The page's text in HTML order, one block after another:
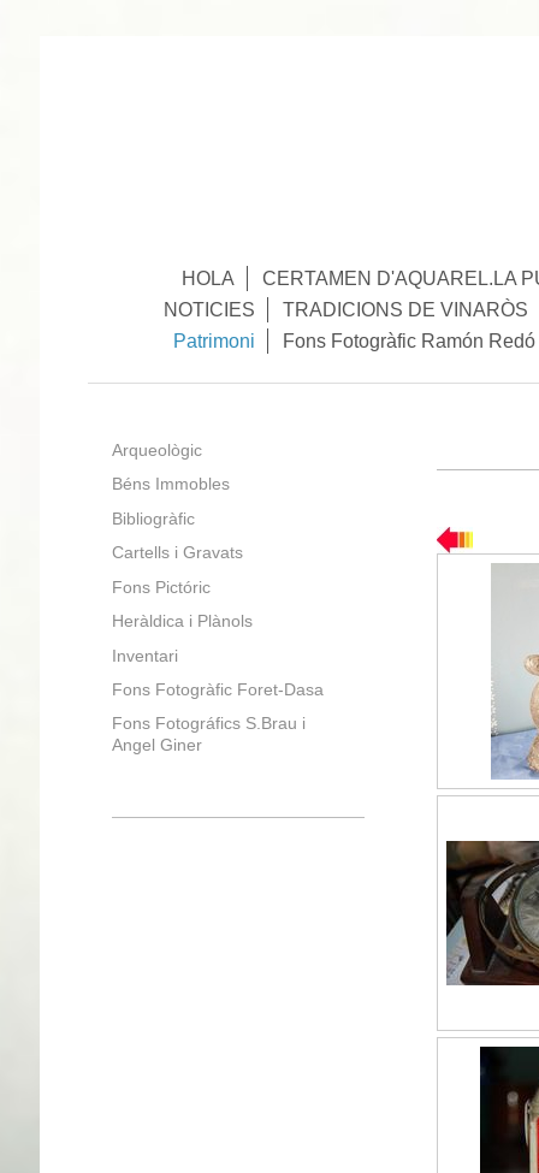
HOLA
CERTAMEN D'AQUAREL.LA
NOTICIES
TRADICIONS DE VINARÒS
Patrimoni
Fons Fotogràfic Ramón Redó
Arqueològic
Béns Immobles
Bibliogràfic
Cartells i Gravats
Fons Pictóric
Heràldica i Plànols
Inventari
Fons Fotogràfic Foret-Dasa
Fons Fotográfics S.Brau i
Angel Giner